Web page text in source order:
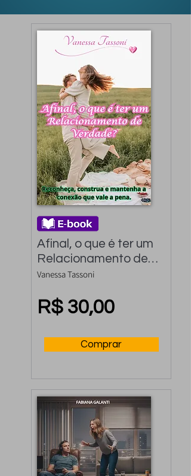
Afinal, o que é ter um
Relacionamento de
Verdade?:
e mantenha a
conexão que vale a
Vanessa Tassoni
R$ 30,00
Comprar